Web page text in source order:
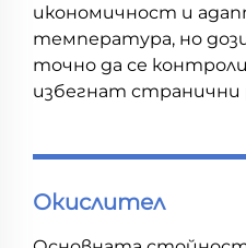
икономичност и
температура, но
точно да се
избегнат странични
Окислител